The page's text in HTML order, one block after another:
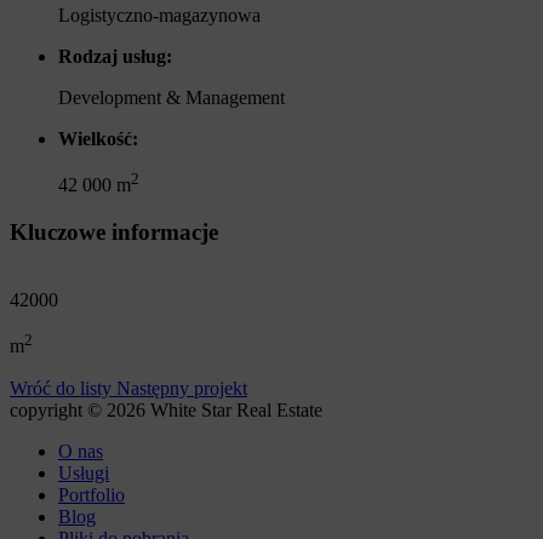
Logistyczno-magazynowa
Rodzaj usług:
Development & Management
Wielkość:
42 000 m2
Kluczowe informacje
42000
m2
Wróć do listy Następny projekt
copyright © 2026 White Star Real Estate
O nas
Usługi
Portfolio
Blog